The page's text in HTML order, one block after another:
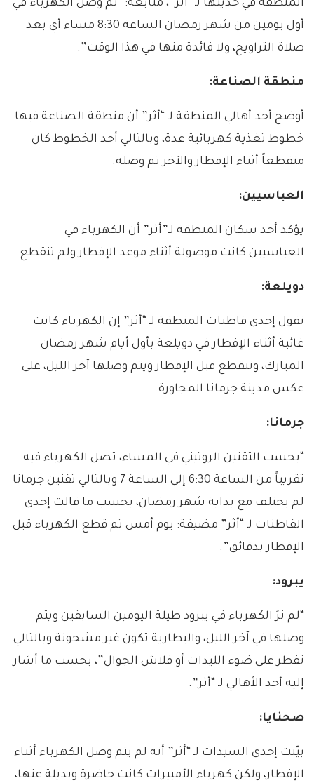
المنطقة في حديثها لـ “أثر”، متابعة: “تم وصل الكهرباء في
أول يومين من شهر رمضان الساعة 8:30 مساء أي بعد
صلاة التراويح، ولا فائدة منها في هذا الوقت”.
منطقة الصناعة:
أوضح أحد أهالي المنطقة لـ “أثر” أن منطقة الصناعة فيها
خطوط تغذية كهربائية عدة، وبالتالي أحد الخطوط كان
منقطعاً أثناء الإفطار والآخر تم وصله.
العباسيين:
يؤكد أحد سكان المنطقة لـ”أثر” أن الكهرباء في
العباسيين كانت موصولة أثناء موعد الإفطار ولم تنقطع.
دويلعة:
تقول إحدى قاطنات المنطقة لـ “أثر” إن الكهرباء كانت
غائبة أثناء الإفطار في دويلعة بأول أيام شهر رمضان
المبارك، وتنقطع قبل الإفطار ويتم وصلها آخر الليل، على
عكس مدينة جرمانا المجاورة.
جرمانا:
“بحسب التقنين الروتيني في المساء، تصل الكهرباء فيه
تقريباً من الساعة 6:30 إلى الساعة 7 وبالتالي تقنين جرمانا
لم يختلف مع بداية شهر رمضان، بحسب ما قالت إحدى
القاطنات لـ “أثر” مضيفة: يوم أمس تم قطع الكهرباء قبل
الإفطار بدقائق”.
يبرود:
“لم نرَ الكهرباء في يبرود طيلة اليومين السابقين ويتم
وصلها في آخر الليل، والبطارية تكون غير مشحونة وبالتالي
نفطر على ضوء الليدات أو فلاش الجوال”، بحسب ما أشار
إليه أحد الأهالي لـ “أثر”.
صحنايا:
بيّنت إحدى السيدات لـ “أثر” أنه لم يتم وصل الكهرباء أثناء
الإفطار، ولكن كهرباء الأمبيرات كانت حاضرة وبديلة عنها،